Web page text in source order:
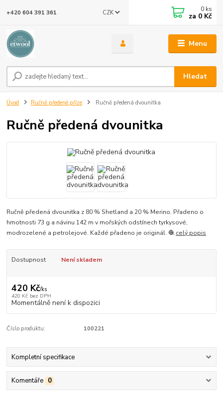
Menu
CZK
Hledat
+420 604 391 361 0 ks
za 0 Kč
Úvod Ručně předené příze Ručně předená dvounitka
Ručně předená dvounitka
Ručně předená dvounitka z 80 % Shetland a 20 % Merino. Přadeno o
hmotnosti 73 g a návinu 142 m v mořských odstínech tyrkysové,
modrozelené a petrolejové. Každé přadeno je originál. 🧶celý popis
Dostupnost Není skladem
420 Kč/ks
420 Kč bez DPH
Momentálně není k dispozici
Číslo produktu: 100221
Kompletní specifikace
Komentáře 0